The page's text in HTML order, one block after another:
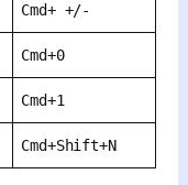
Cmd+ +/-
Cmd+0
Cmd+1
Cmd+Shift+N